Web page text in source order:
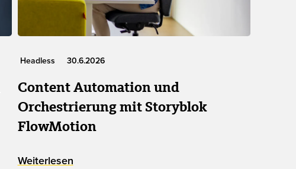
Headless 30.6.2026
Content Automation und
Orchestrierung mit Storyblok
FlowMotion
Weiterlesen